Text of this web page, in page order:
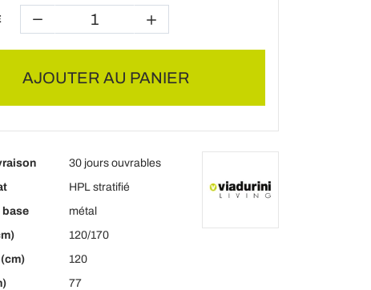
AJOUTER AU PANIER
30 jours ouvrables
HPL stratifié
base
métal
120/170
120
77